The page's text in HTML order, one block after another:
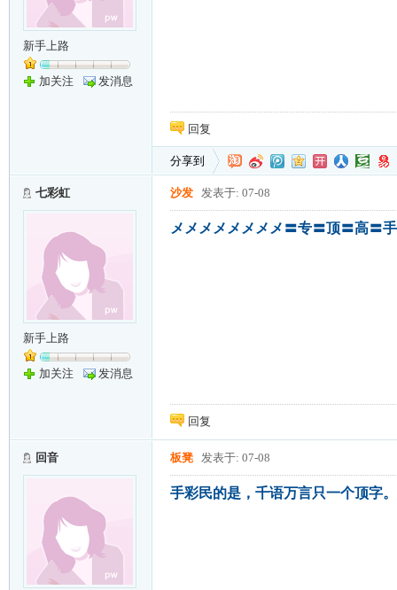
新手上路
加关注 发消息
回复
分享到
七彩虹
新手上路
加关注 发消息
沙发 发表于: 07-08
メメメメメメメメ〓专〓顶〓高〓
回复
回音 板凳 发表于: 07-08
手彩民的是，千语万言只一个顶字